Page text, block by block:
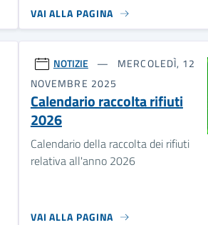
VAI ALLA PAGINA
NOTIZIE
MERCOLEDÌ, 12
NOVEMBRE 2025
Calendario raccolta rifiuti
2026
Calendario della raccolta dei rifiuti
relativa all'anno 2026
VAI ALLA PAGINA